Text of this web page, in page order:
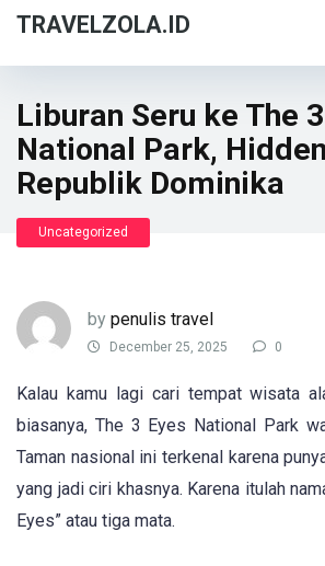
TRAVELZOLA.ID
Liburan Seru ke The
National Park,
Republik Dominika
Uncategorized
by penulis travel
December 25, 2025 0
Kalau kamu lagi cari tempat wisata
biasanya, The 3 Eyes National Park
Taman nasional ini terkenal karena
yang jadi ciri khasnya. Karena itulah
Eyes” atau tiga mata.